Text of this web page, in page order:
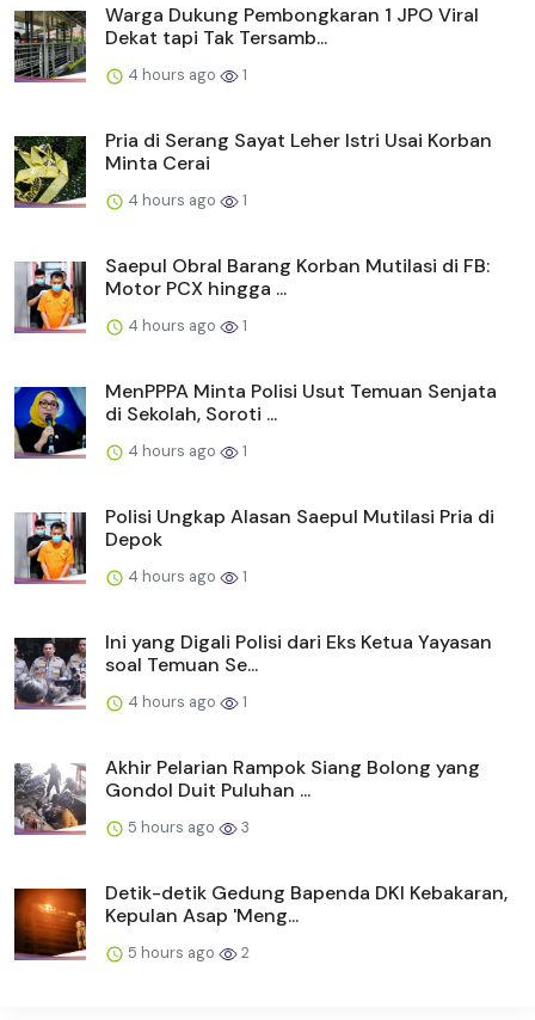
Warga Dukung Pembongkaran 1 JPO Viral
Dekat tapi Tak Tersamb...
4 hours ago 1
Pria di Serang Sayat Leher Istri Usai Korban
Minta Cerai
4 hours ago 1
Saepul Obral Barang Korban Mutilasi di FB:
Motor PCX hingga ...
4 hours ago 1
MenPPPA Minta Polisi Usut Temuan Senjata
di Sekolah, Soroti ...
4 hours ago 1
Polisi Ungkap Alasan Saepul Mutilasi Pria di
Depok
4 hours ago 1
Ini yang Digali Polisi dari Eks Ketua Yayasan
soal Temuan Se...
4 hours ago 1
Akhir Pelarian Rampok Siang Bolong yang
Gondol Duit Puluhan ...
5 hours ago 3
Detik-detik Gedung Bapenda DKI Kebakaran,
Kepulan Asap 'Meng...
5 hours ago 2